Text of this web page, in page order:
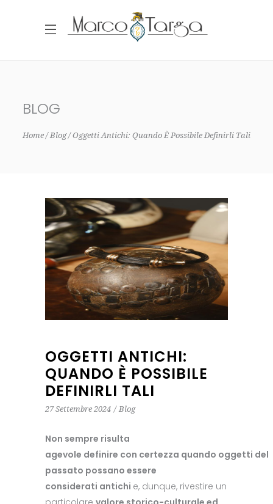
BLOG
Home Blog Oggetti Antichi: Quando È Possibile Definirli Tali
OGGETTI ANTICHI:
QUANDO È POSSIBILE
DEFINIRLI TALI
27 Settembre 2024 Blog
Non sempre risulta
agevole definire con certezza quando oggetti del
passato possano essere
considerati antichi e, dunque, rivestire un